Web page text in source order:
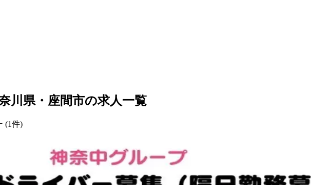
川県・座間市の求人一覧
(1件)